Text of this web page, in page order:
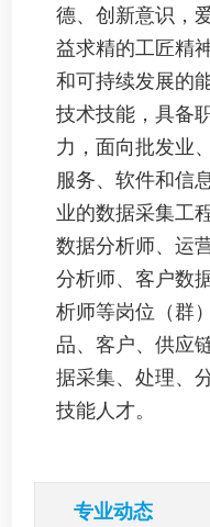
德、创新意识，
益求精的工匠精
和可持续发展的
技术技能，具备
力，面向批发业
服务、软件和信
业的数据采集工
数据分析师、运
分析师、客户数
析师等岗位（群
品、客户、供应
据采集、处理、
技能人才。
专业动态